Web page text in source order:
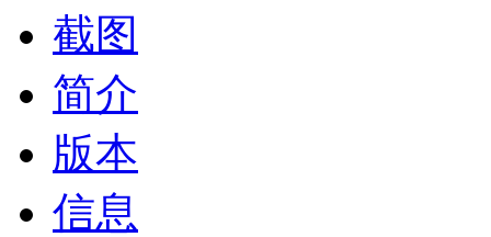
截图
简介
版本
信息